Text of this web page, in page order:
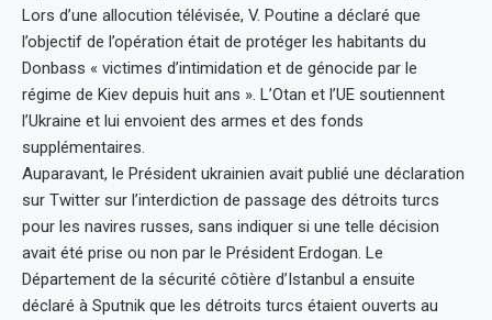
Lors d’une allocution télévisée, V. Poutine a déclaré que
l’objectif de l’opération était de protéger les habitants du
Donbass « victimes d’intimidation et de génocide par le
régime de Kiev depuis huit ans ». L’Otan et l’UE soutiennent
l’Ukraine et lui envoient des armes et des fonds
supplémentaires.
Auparavant, le Président ukrainien avait publié une déclaration
sur Twitter sur l’interdiction de passage des détroits turcs
pour les navires russes, sans indiquer si une telle décision
avait été prise ou non par le Président Erdogan. Le
Département de la sécurité côtière d’Istanbul a ensuite
déclaré à Sputnik que les détroits turcs étaient ouverts au